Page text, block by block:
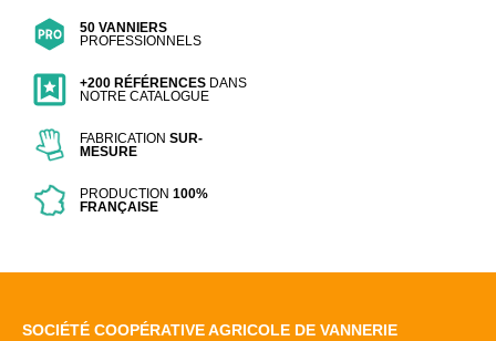
50 VANNIERS
PROFESSIONNELS
+200 RÉFÉRENCES DANS
NOTRE CATALOGUE
FABRICATIONSUR-
MESURE
PRODUCTION100%
FRANÇAISE
SOCIÉTÉ COOPÉRATIVE AGRICOLE DE VANNERIE